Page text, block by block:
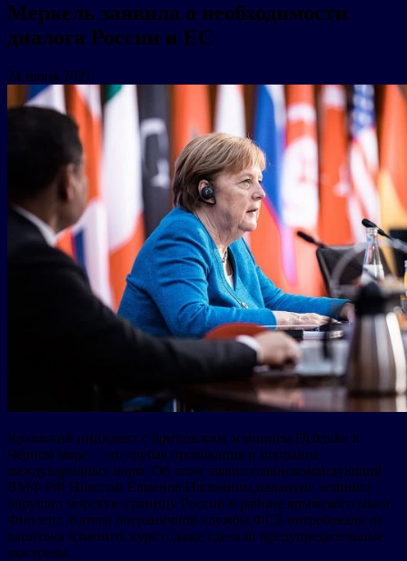
Меркель заявила о необходимости
диалога России и ЕС
24 июня 2021
Крымский инцидент с британским эсминцем Defender в
Черном море – это грубая провокация и попрание
международных норм. Об этом заявил главнокомандующий
ВМФ РФ Николай Евменов.Напомним,накануне эсминец
нарушил морскую границу России в районе крымского мыса
Фиолент. Катера пограничной службы ФСБ потребовали от
капитана изменить курс и даже сделали предупредительные
выстрелы.